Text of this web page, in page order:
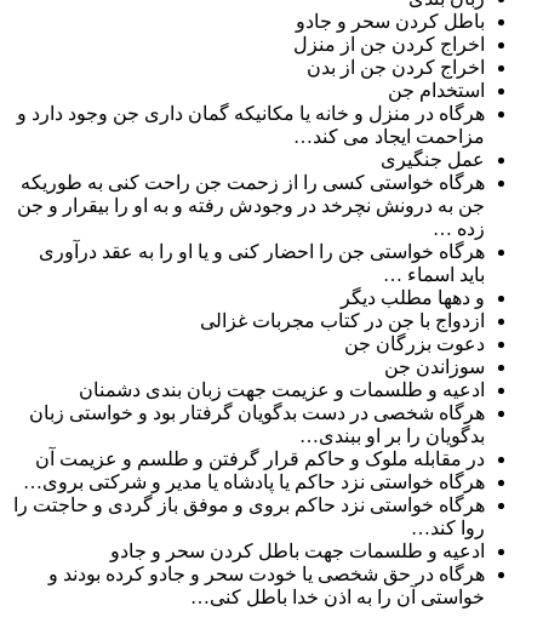
باطل کردن سحر و جادو
اخراج کردن جن از منزل
اخراج کردن جن از بدن
استخدام جن
هرگاه در منزل و خانه یا مکانیکه گمان داری جن وجود دارد و
مزاحمت ایجاد می کند…
عمل جنگیری
هرگاه خواستی کسی را از زحمت جن راحت کنی به طوریکه
جن به درونش نچرخد در وجودش رفته و به او را بیقرار و جن
زده …
هرگاه خواستی جن را احضار کنی و یا او را به عقد درآوری
باید اسماء …
و دهها مطلب دیگر
ازدواج با جن در کتاب مجربات غزالی
دعوت بزرگان جن
سوزاندن جن
ادعیه و طلسمات و عزیمت جهت زبان بندی دشمنان
هرگاه شخصی در دست بدگویان گرفتار بود و خواستی زبان
بدگویان را بر او ببندی…
در مقابله ملوک و حاکم قرار گرفتن و طلسم و عزیمت آن
هرگاه خواستی نزد حاکم یا پادشاه یا مدیر و شرکتی بروی…
هرگاه خواستی نزد حاکم بروی و موفق باز گردی و حاجتت را
روا کند…
ادعیه و طلسمات جهت باطل کردن سحر و جادو
هرگاه در حق شخصی یا خودت سحر و جادو کرده بودند و
خواستی آن را به اذن خدا باطل کنی…